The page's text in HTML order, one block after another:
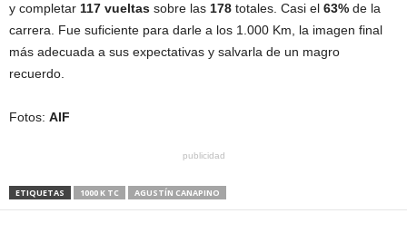
y completar 117 vueltas sobre las 178 totales. Casi el 63% de la
carrera. Fue suficiente para darle a los 1.000 Km, la imagen final
más adecuada a sus expectativas y salvarla de un magro
recuerdo.
Fotos: AIF
publicidad
ETIQUETAS 1000 K TC AGUSTÍN CANAPINO